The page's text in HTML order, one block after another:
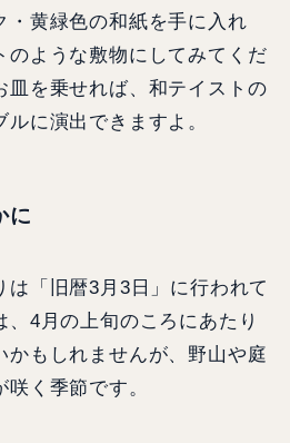
・黄緑色の和紙を手に入れ
のような敷物にしてみてくだ
皿を乗せれば、和テイストの
に演出できますよ。
に
「旧暦3月3日」に行われて
、4月の上旬のころにあたり
かもしれませんが、野山や庭
く季節です。